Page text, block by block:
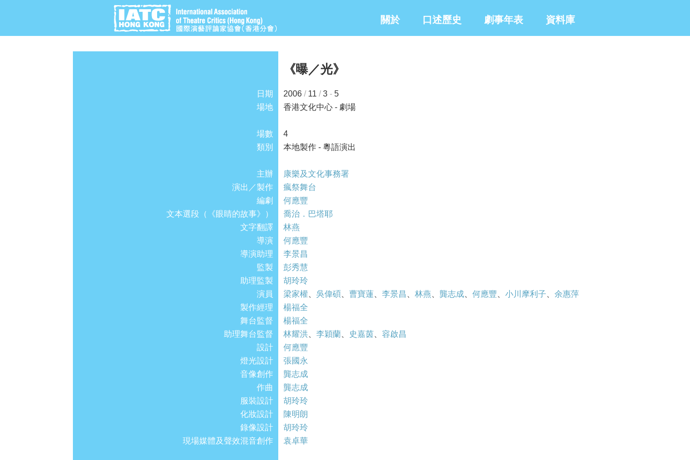
關於 口述歷史 劇事年表 資料庫
《曝／光》
日期 2006 /11 /3 - 5
場地
香港文化中心 - 劇場
場數
4
類別
本地製作 - 粵語演出
主辦
康樂及文化事務署
演出／製作
瘋祭舞台
編劇
何應豐
文本選段（《眼睛的故事》）
喬治．巴塔耶
文字翻譯
林燕
導演
何應豐
導演助理
李景昌
監製
彭秀慧
助理監製
胡玲玲
演員
梁家權 吳偉碩 曹寶蓮 李景昌 林燕 龔志成 何應豐 小川摩利子
余惠萍
製作經理
楊福全
舞台監督
楊福全
助理舞台監督
林耀洪 李穎蘭 史嘉茵
容啟昌
設計
何應豐
燈光設計
張國永
音像創作
龔志成
作曲
龔志成
服裝設計
胡玲玲
化妝設計
陳明朗
錄像設計
胡玲玲
現場媒體及聲效混音創作
袁卓華